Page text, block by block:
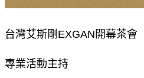
台灣艾斯剛EXGAN開幕茶會
專業活動主持